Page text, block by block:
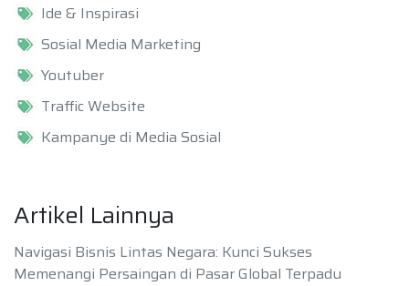
Ide & Inspirasi
Sosial Media Marketing
Youtuber
Traffic Website
Kampanye di Media Sosial
Artikel Lainnya
Navigasi Bisnis Lintas Negara: Kunci Sukses
Memenangi Persaingan di Pasar Global Terpadu